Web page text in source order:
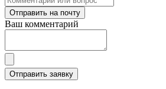
Отправить на почту
Ваш комментарий